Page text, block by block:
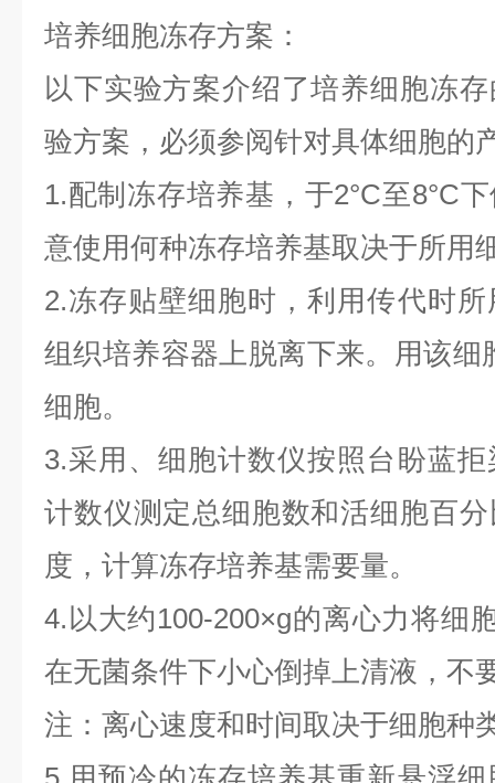
培养细胞冻存方案：
以下实验方案介绍了培养细胞冻
验方案，必须参阅针对具体细胞的
1.配制冻存培养基，于2°C至8°C
意使用何种冻存培养基取决于所用
2.冻存贴壁细胞时，利用传代时
组织培养容器上脱离下来。用该细
细胞。
3.采用、细胞计数仪按照台盼蓝
计数仪测定总细胞数和活细胞百
度，计算冻存培养基需要量。
4.以大约100-200×g的离心力将细
在无菌条件下小心倒掉上清液，不
注：离心速度和时间取决于细胞种